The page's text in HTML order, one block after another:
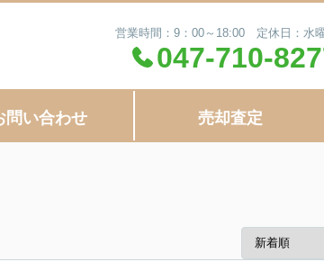
営業時間：9：00～18:00 定休日：水
047-710-
問い合わせ 売却査定